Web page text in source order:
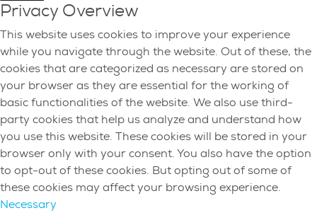
Privacy Overview
This website uses cookies to improve your experience
while you navigate through the website. Out of these, the
cookies that are categorized as necessary are stored on
your browser as they are essential for the working of
basic functionalities of the website. We also use third-
party cookies that help us analyze and understand how
you use this website. These cookies will be stored in your
browser only with your consent. You also have the option
to opt-out of these cookies. But opting out of some of
these cookies may affect your browsing experience.
Necessary